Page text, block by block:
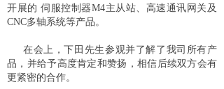
开展的 伺服控制器M4主从站、高速通讯网关及
CNC多轴系统等产品。
在会上，下田先生参观并了解了我司所有产
品，并给予高度肯定和赞扬，相信后续双方会有
更紧密的合作。